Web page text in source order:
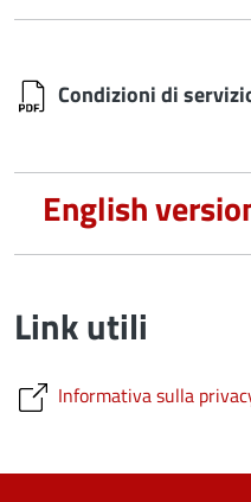
Condizioni di
English
Link utili
Informativa sulla